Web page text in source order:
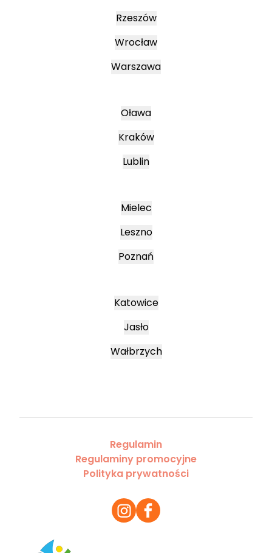
Rzeszów
Wrocław
Warszawa
Oława
Kraków
Lublin
Mielec
Leszno
Poznań
Katowice
Jasło
Wałbrzych
Regulamin
Regulaminy promocyjne
Polityka prywatności